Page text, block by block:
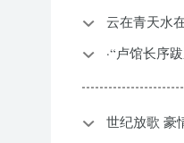
云在青天水
·“卢馆长序
世纪放歌 豪